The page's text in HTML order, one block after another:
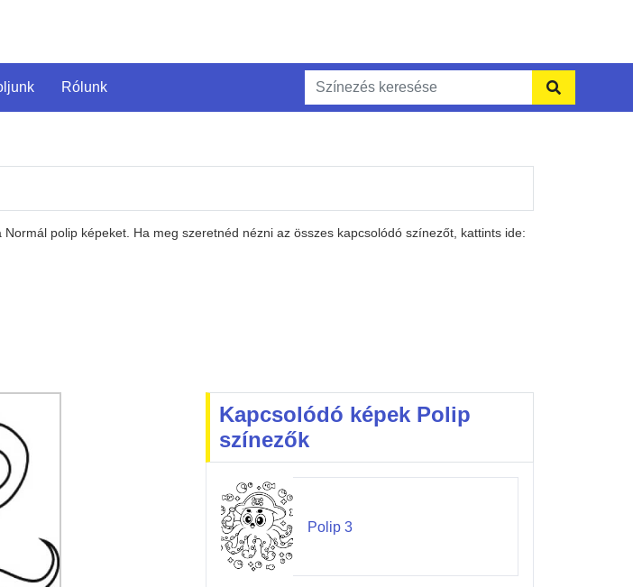
Rólunk
polip képeket. Ha meg szeretnéd nézni az összes kapcsolódó színezőt, kattints ide:
Kapcsolódó képek Polip
színezők
Polip 3